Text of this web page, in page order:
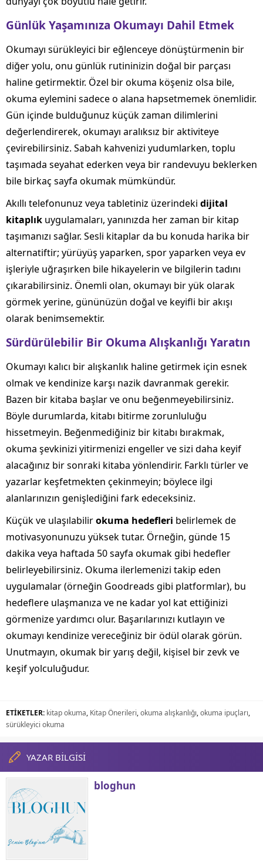
Günlük Yaşamınıza Okumayı Dahil Etmek
Okumayı sürükleyici bir eğlenceye dönüştürmenin bir
diğer yolu, onu günlük rutininizin doğal bir parçası
haline getirmektir. Özel bir okuma köşeniz olsa bile,
okuma eylemini sadece o alana hapsetmemek önemlidir.
Gün içinde bulduğunuz küçük zaman dilimlerini
değerlendirerek, okumayı aralıksız bir aktiviteye
çevirebilirsiniz. Sabah kahvenizi yudumlarken, toplu
taşımada seyahat ederken veya bir randevuyu beklerken
bile birkaç sayfa okumak mümkündür.
Akıllı telefonunuz veya tabletiniz üzerindeki dijital
kitaplık uygulamaları, yanınızda her zaman bir kitap
taşımanızı sağlar. Sesli kitaplar da bu konuda harika bir
alternatiftir; yürüyüş yaparken, spor yaparken veya ev
işleriyle uğraşırken bile hikayelerin ve bilgilerin tadını
çıkarabilirsiniz. Önemli olan, okumayı bir yük olarak
görmek yerine, gününüzün doğal ve keyifli bir akışı
olarak benimsemektir.
Sürdürülebilir Bir Okuma Alışkanlığı Yaratın
Okumayı kalıcı bir alışkanlık haline getirmek için esnek
olmak ve kendinize karşı nazik davranmak gerekir.
Bazen bir kitaba başlar ve onu beğenmeyebilirsiniz.
Böyle durumlarda, kitabı bitirme zorunluluğu
hissetmeyin. Beğenmediğiniz bir kitabı bırakmak,
okuma şevkinizi yitirmenizi engeller ve sizi daha keyif
alacağınız bir sonraki kitaba yönlendirir. Farklı türler ve
yazarlar keşfetmekten çekinmeyin; böylece ilgi
alanlarınızın genişlediğini fark edeceksiniz.
Küçük ve ulaşılabilirokuma hedefleri belirlemek de
motivasyonunuzu yüksek tutar. Örneğin, günde 15
dakika veya haftada 50 sayfa okumak gibi hedefler
belirleyebilirsiniz. Okuma ilerlemenizi takip eden
uygulamalar (örneğin Goodreads gibi platformlar), bu
hedeflere ulaşmanıza ve ne kadar yol kat ettiğinizi
görmenize yardımcı olur. Başarılarınızı kutlayın ve
okumayı kendinize vereceğiniz bir ödül olarak görün.
Unutmayın, okumak bir yarış değil, kişisel bir zevk ve
keşif yolculuğudur.
ETİKETLER: kitap okuma, Kitap Önerileri,okuma alışkanlığı,okuma ipuçları,
sürükleyici okuma
YAZAR BİLGİSİ
bloghun